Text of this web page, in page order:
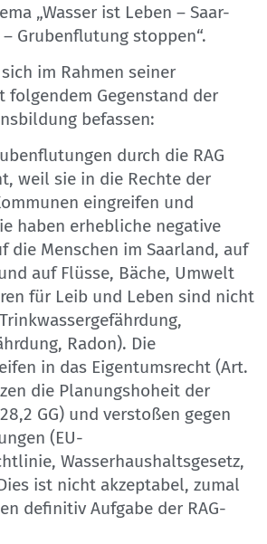
„Wasser ist Leben – Saar-
Grubenflutung stoppen“.
im Rahmen seiner
folgendem Gegenstand der
befassen:
durch die RAG
weil sie in die Rechte der
eingreifen und
haben erhebliche negative
die Menschen im Saarland, auf
auf Flüsse, Bäche, Umwelt
für Leib und Leben sind nicht
Radon). Die
in das Eigentumsrecht (Art.
die Planungshoheit der
GG) und verstoßen gegen
(EU-
Wasserhaushaltsgesetz,
ist nicht akzeptabel, zumal
definitiv Aufgabe der RAG-